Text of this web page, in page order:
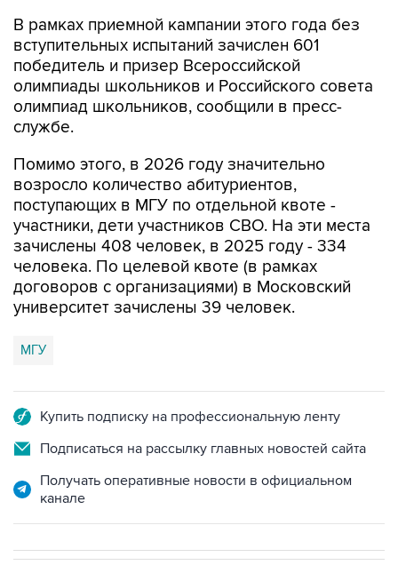
В рамках приемной кампании этого года без
вступительных испытаний зачислен 601
победитель и призер Всероссийской
олимпиады школьников и Российского совета
олимпиад школьников, сообщили в пресс-
службе.
Помимо этого, в 2026 году значительно
возросло количество абитуриентов,
поступающих в МГУ по отдельной квоте -
участники, дети участников СВО. На эти места
зачислены 408 человек, в 2025 году - 334
человека. По целевой квоте (в рамках
договоров с организациями) в Московский
университет зачислены 39 человек.
МГУ
Купить подписку на профессиональную ленту
Подписаться на рассылку главных новостей сайта
Получать оперативные новости в официальном
канале